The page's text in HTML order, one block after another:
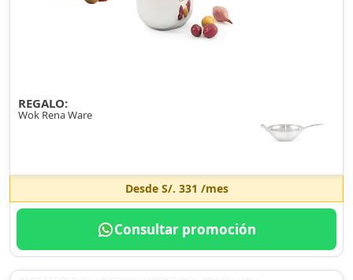
REGALO:
Wok Rena Ware
Desde S/. 331 /mes
Consultar promoción